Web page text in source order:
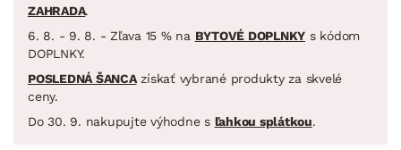
ZAHRADA.
6. 8. - 9. 8. - Zľava 15 % na BYTOVÉ DOPLNKY s kódom
DOPLNKY.
POSLEDNÁ ŠANCAzískať vybrané produkty za skvelé
ceny.
Do 30. 9. nakupujte výhodne s ľahkou splátkou.